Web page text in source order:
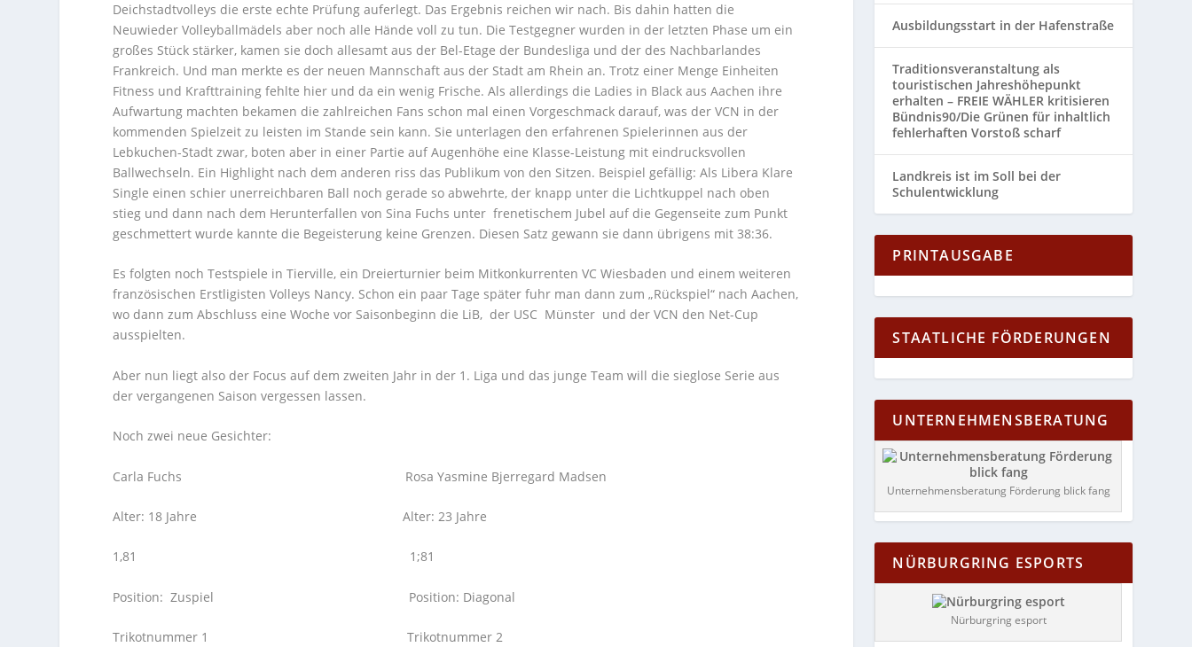
Deichstadtvolleys die erste echte Prüfung auferlegt. Das Ergebnis reichen wir nach. Bis dahin hatten die
Neuwieder Volleyballmädels aber noch alle Hände voll zu tun. Die Testgegner wurden in der letzten Phase um ein
großes Stück stärker, kamen sie doch allesamt aus der Bel-Etage der Bundesliga und der des Nachbarlandes
Frankreich. Und man merkte es der neuen Mannschaft aus der Stadt am Rhein an. Trotz einer Menge Einheiten
Fitness und Krafttraining fehlte hier und da ein wenig Frische. Als allerdings die Ladies in Black aus Aachen ihre
Aufwartung machten bekamen die zahlreichen Fans schon mal einen Vorgeschmack darauf, was der VCN in der
kommenden Spielzeit zu leisten im Stande sein kann. Sie unterlagen den erfahrenen Spielerinnen aus der
Lebkuchen-Stadt zwar, boten aber in einer Partie auf Augenhöhe eine Klasse-Leistung mit eindrucksvollen
Ballwechseln. Ein Highlight nach dem anderen riss das Publikum von den Sitzen. Beispiel gefällig: Als Libera Klare
Single einen schier unerreichbaren Ball noch gerade so abwehrte, der knapp unter die Lichtkuppel nach oben
stieg und dann nach dem Herunterfallen von Sina Fuchs unter frenetischem Jubel auf die Gegenseite zum Punkt
geschmettert wurde kannte die Begeisterung keine Grenzen. Diesen Satz gewann sie dann übrigens mit 38:36.
Es folgten noch Testspiele in Tierville, ein Dreierturnier beim Mitkonkurrenten VC Wiesbaden und einem weiteren
französischen Erstligisten Volleys Nancy. Schon ein paar Tage später fuhr man dann zum „Rückspiel“ nach Aachen,
wo dann zum Abschluss eine Woche vor Saisonbeginn die LiB, der USC Münster und der VCN den Net-Cup
ausspielten.
Aber nun liegt also der Focus auf dem zweiten Jahr in der 1. Liga und das junge Team will die sieglose Serie aus
der vergangenen Saison vergessen lassen.
Noch zwei neue Gesichter:
Carla Fuchs Rosa Yasmine Bjerregard Madsen
Alter: 18 Jahre Alter: 23 Jahre
1,81 1;81
Position: Zuspiel Position: Diagonal
Trikotnummer 1 Trikotnummer 2
Ausbildungsstart in der Hafenstraße
Traditionsveranstaltung als
touristischen Jahreshöhepunkt
erhalten – FREIE WÄHLER kritisieren
Bündnis90/Die Grünen für inhaltlich
fehlerhaften Vorstoß scharf
Landkreis ist im Soll bei der
Schulentwicklung
PRINTAUSGABE
STAATLICHE FÖRDERUNGEN
UNTERNEHMENSBERATUNG
Unternehmensberatung Förderung blick fang
NÜRBURGRING ESPORTS
Nürburgring esport